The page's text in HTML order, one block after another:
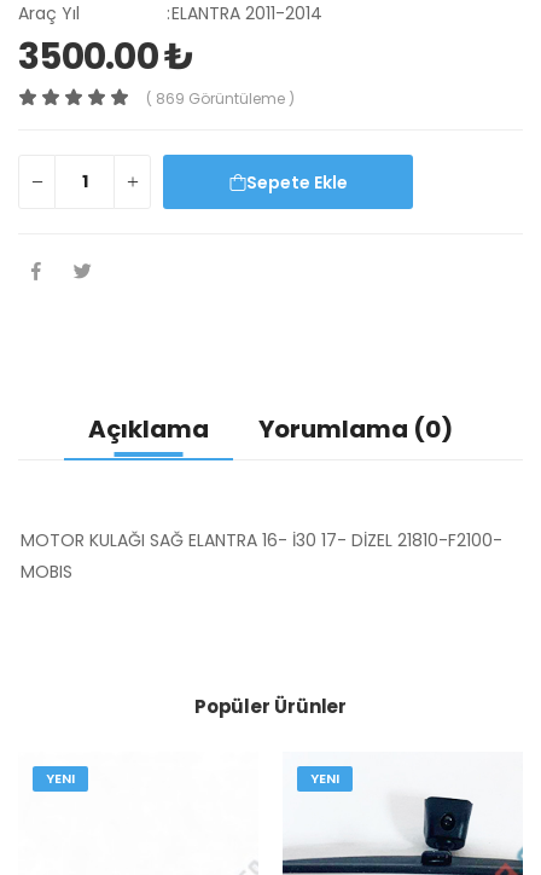
Araç Yıl
:ELANTRA 2011-2014
3500.00 ₺
( 869 Görüntüleme )
Sepete Ekle
Açıklama Yorumlama (0)
MOTOR KULAĞI SAĞ ELANTRA 16- İ30 17- DİZEL 21810-F2100-
MOBIS
Popüler Ürünler
YENI YENI